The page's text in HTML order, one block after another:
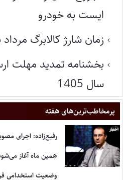
ایست به خودرو
زمان شارژ کالابرگ
بخشنامه تمدید مهلت
سال 1405
پر‌مخاطب‌ترین‌های هفته
رفیع‌زاده: اجرای
همین ماه آغاز
وضعیت استخدامی